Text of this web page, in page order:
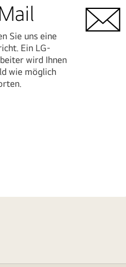
Sie uns eine
Ein LG-
wird Ihnen
wie möglich